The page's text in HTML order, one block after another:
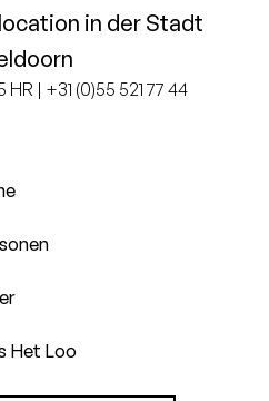
in der Stadt
| +31 (0)55 521 77 44
Het Loo